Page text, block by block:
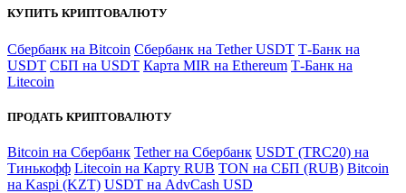
КУПИТЬ КРИПТОВАЛЮТУ
Сбербанк на Bitcoin Сбербанк на Tether USDT Т-Банк на
USDT СБП на USDT Карта MIR на Ethereum Т-Банк на
Litecoin
ПРОДАТЬ КРИПТОВАЛЮТУ
Bitcoin на Сбербанк Tether на Сбербанк USDT (TRC20) на
Тинькофф Litecoin на Карту RUB TON на СБП (RUB) Bitcoin
на Kaspi (KZT) USDT на AdvCash USD